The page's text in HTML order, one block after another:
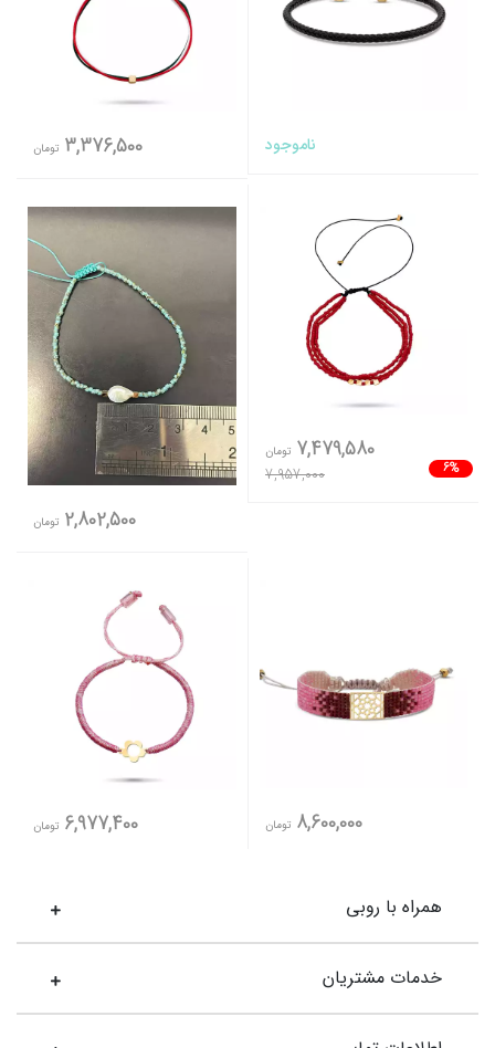
ناموجود 3,376,500 تومان
6%
7,479,580 تومان
7,957,000
2,802,500 تومان
8,600,000 تومان 6,977,400 تومان
همراه با روبی
خدمات مشتریان